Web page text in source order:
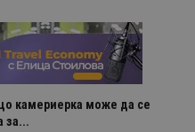
камериерка може да се
за...